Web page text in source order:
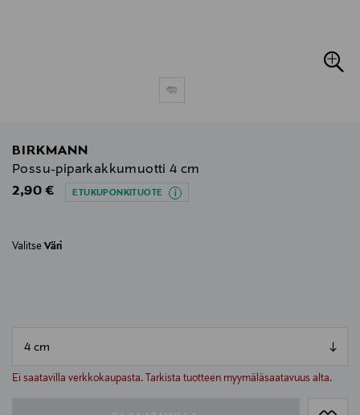
BIRKMANN
Possu-piparkakkumuotti 4 cm
Original Price
2,90 € ETUKUPONKITUOTE
Valitse Väri
Ei saatavilla verkkokaupasta. Tarkista tuotteen myymäläsaatavuus alta.
null